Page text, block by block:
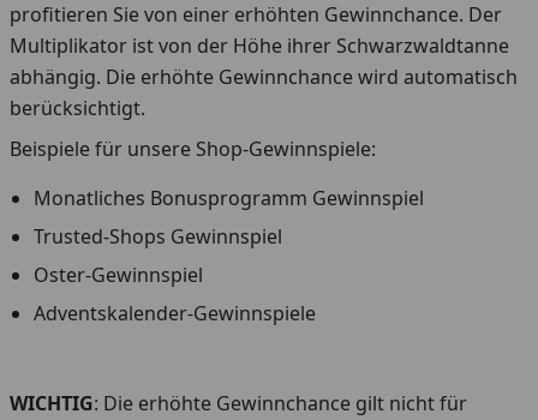
profitieren Sie von einer erhöhten Gewinnchance. Der
Multiplikator ist von der Höhe ihrer Schwarzwaldtanne
abhängig. Die erhöhte Gewinnchance wird automatisch
berücksichtigt.
Beispiele für unsere Shop-Gewinnspiele:
Monatliches Bonusprogramm Gewinnspiel
Trusted-Shops Gewinnspiel
Oster-Gewinnspiel
Adventskalender-Gewinnspiele
WICHTIG: Die erhöhte Gewinnchance gilt nicht für